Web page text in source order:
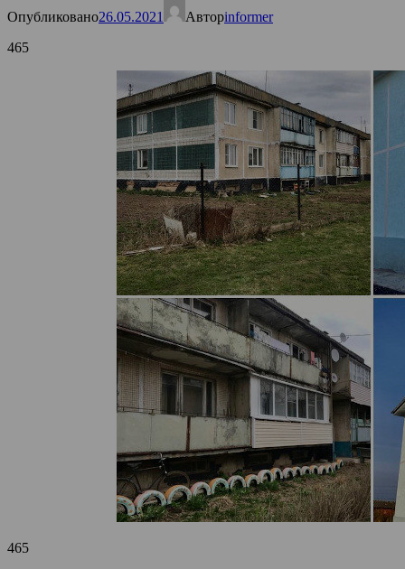
Опубликовано26.05.2021 Авторinformer
465
465